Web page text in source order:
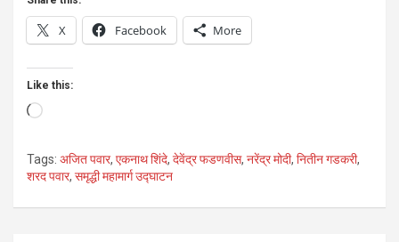
X Facebook More
Like this:
Loading…
Tags: अजित पवार, एकनाथ शिंदे, देवेंद्र फडणवीस, नरेंद्र मोदी, नितीन गडकरी,
शरद पवार, समृद्धी महामार्ग उद्घाटन